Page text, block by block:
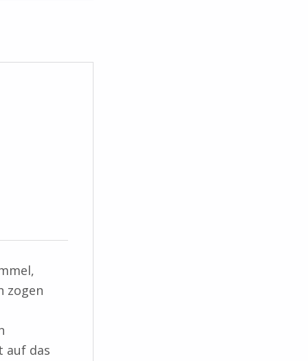
zogen
auf das